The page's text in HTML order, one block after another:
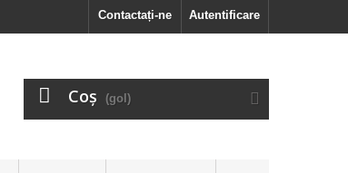
Autentificare
Contactați-ne
Coş (gol)